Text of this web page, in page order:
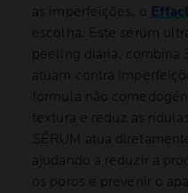
as imperfeições, o
escolha. Este sérum
peeling diária, combina
atuam contra
fórmula não
textura e reduz as
SÉRUM atua
ajudando a reduzir a
os poros e prevenir o